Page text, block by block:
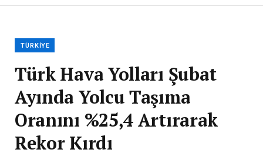
TÜRKIYE
Türk Hava Yolları Şubat
Ayında Yolcu Taşıma
Oranını %25,4 Artırarak
Rekor Kırdı